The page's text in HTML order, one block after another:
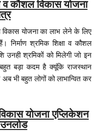
व कौशल विकास योजना
विकास योजना का लाभ लेने के लिए
निर्माण श्रमिक शिक्षा व कौशल
उनही श्रमिकों को मिलेगी जो इन
बड़ा कदम है क्यूंकि राजस्थान
अब भी बहुत लोगों को लाभान्वित कर
योजना एप्लिकेशन